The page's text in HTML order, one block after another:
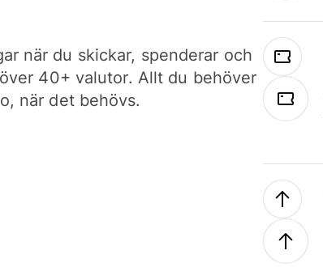
när du skickar, spenderar och
40+ valutor. Allt du behöver
när det behövs.